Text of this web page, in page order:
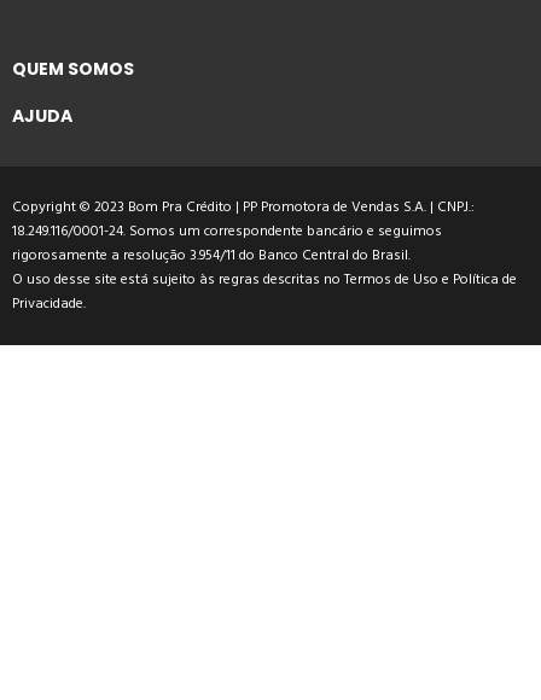
QUEM SOMOS
AJUDA
Copyright © 2023 Bom Pra Crédito | PP Promotora de Vendas S.A. | CNPJ.:
18.249.116/0001-24. Somos um correspondente bancário e seguimos
rigorosamente a resolução 3.954/11 do Banco Central do Brasil.
O uso desse site está sujeito às regras descritas noTermos de Uso e Política de
Privacidade.